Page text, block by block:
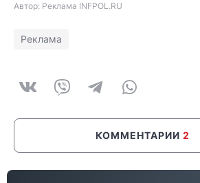
Автор: Реклама INFPOL.RU
Реклама
КОММЕНТАРИИ 2